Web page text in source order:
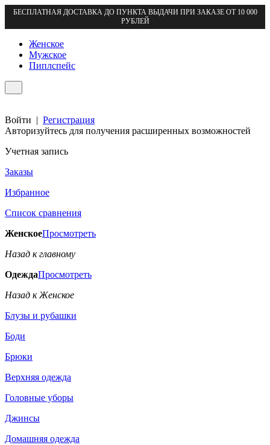
БЕСПЛАТНАЯ ДОСТАВКА ДО ПУНКТА ВЫДАЧИ ПРИ ЗАКАЗЕ ОТ 10 000
РУБЛЕЙ
Женское
Мужское
Пиплспейс
Войти | Регистрация
Авторизуйтесь для получения расширенных возможностей
Учетная запись
Заказы
Избранное
Список сравнения
ЖенскоеПросмотреть
Назад к главному
ОдеждаПросмотреть
Назад к Женское
Блузы и рубашки
Боди
Брюки
Верхняя одежда
Головные уборы
Джинсы
Домашняя одежда